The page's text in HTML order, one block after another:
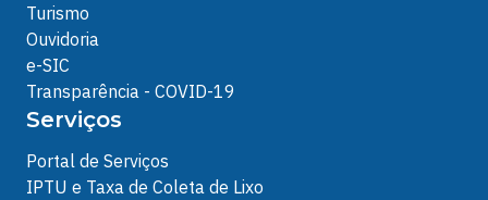
Turismo
Ouvidoria
e-SIC
Transparência - COVID-19
Serviços
Portal de Serviços
IPTU e Taxa de Coleta de Lixo